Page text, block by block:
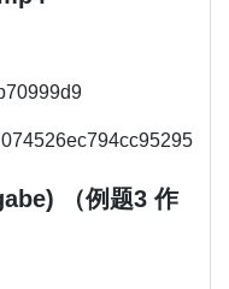
（例题3 作